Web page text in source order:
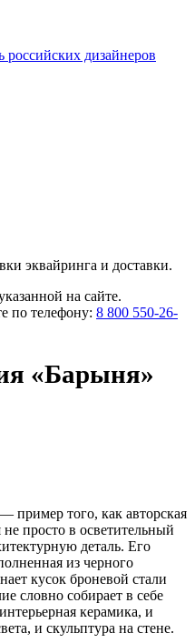
российских дизайнеров
эквайринга и доставки.
на сайте.
по телефону: 8 800 550-26-
«Барыня»
пример того, как авторская
просто в осветительный
деталь. Его
из черного
кусок броневой стали
словно собирает в себе
керамика, и
и скульптура на стене.